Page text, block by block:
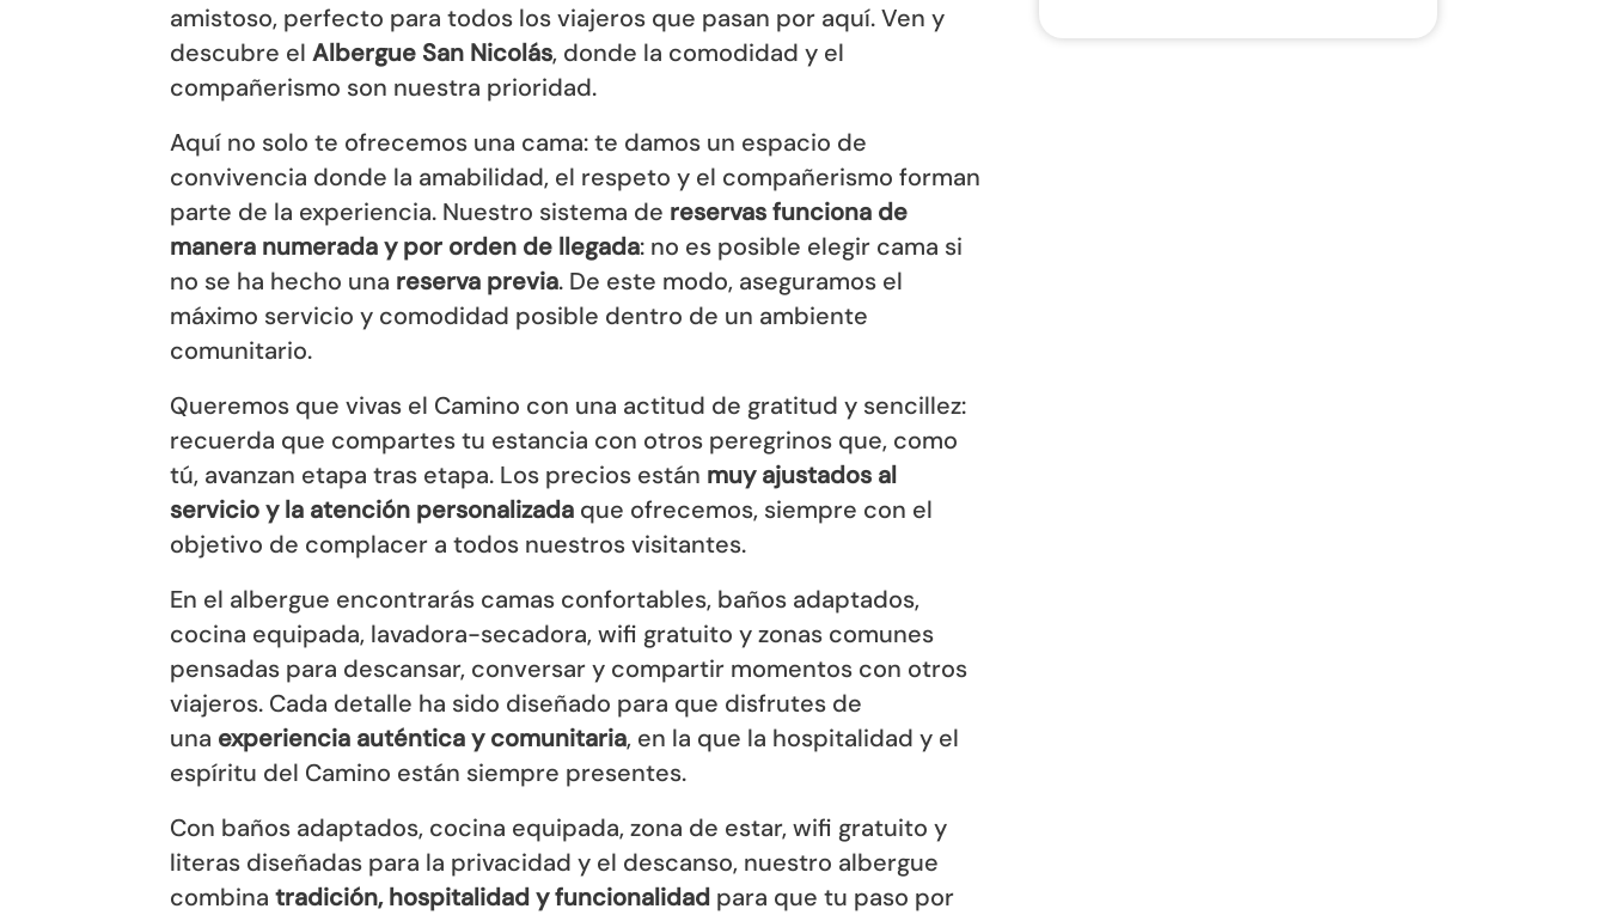
amistoso, perfecto para todos los viajeros que pasan por aquí. Ven y
descubre el Albergue San Nicolás, donde la comodidad y el
compañerismo son nuestra prioridad.
Aquí no solo te ofrecemos una cama: te damos un espacio de
convivencia donde la amabilidad, el respeto y el compañerismo forman
parte de la experiencia. Nuestro sistema de reservas funciona de
manera numerada y por orden de llegada: no es posible elegir cama si
no se ha hecho una reserva previa. De este modo, aseguramos el
máximo servicio y comodidad posible dentro de un ambiente
comunitario.
Queremos que vivas el Camino con una actitud de gratitud y sencillez:
recuerda que compartes tu estancia con otros peregrinos que, como
tú, avanzan etapa tras etapa. Los precios están muy ajustados al
servicio y la atención personalizada que ofrecemos, siempre con el
objetivo de complacer a todos nuestros visitantes.
En el albergue encontrarás camas confortables, baños adaptados,
cocina equipada, lavadora-secadora, wifi gratuito y zonas comunes
pensadas para descansar, conversar y compartir momentos con otros
viajeros. Cada detalle ha sido diseñado para que disfrutes de
una experiencia auténtica y comunitaria, en la que la hospitalidad y el
espíritu del Camino están siempre presentes.
Con baños adaptados, cocina equipada, zona de estar, wifi gratuito y
literas diseñadas para la privacidad y el descanso, nuestro albergue
combina tradición, hospitalidad y funcionalidad para que tu paso por